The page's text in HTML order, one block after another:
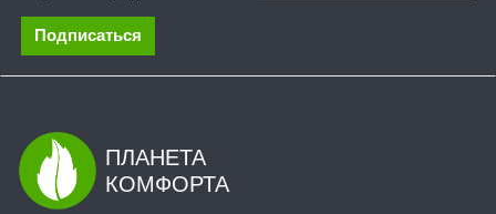
Подписаться
ПЛАНЕТА
КОМФОРТА